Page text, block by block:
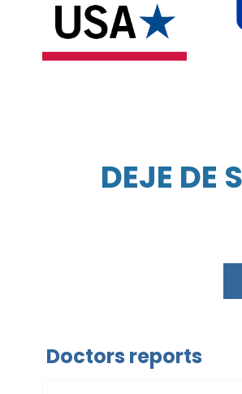
DEJE DE
Doctors reports